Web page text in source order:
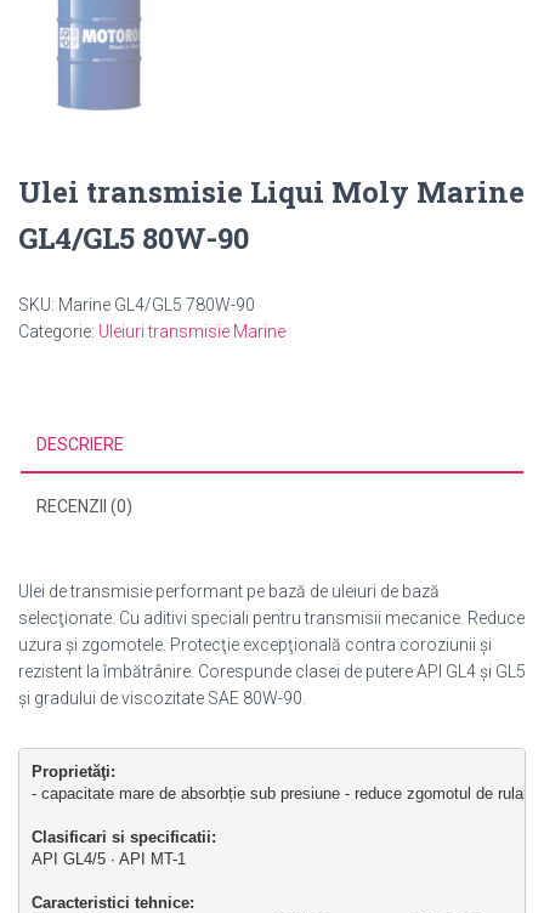
Ulei transmisie Liqui Moly Marine
GL4/GL5 80W-90
SKU: Marine GL4/GL5 780W-90
Categorie: Uleiuri transmisie Marine
DESCRIERE
RECENZII (0)
Ulei de transmisie performant pe bază de uleiuri de bază
selecţionate. Cu aditivi speciali pentru transmisii mecanice. Reduce
uzura şi zgomotele. Protecţie excepţională contra coroziunii şi
rezistent la îmbătrânire. Corespunde clasei de putere API GL4 şi GL5
şi gradului de viscozitate SAE 80W-90.
Proprietăţi:
- capacitate mare de absorbție sub presiune - reduce zgomotul de
Clasificari si specificatii:
API GL4/5 ∙ API MT-1
Caracteristici tehnice: